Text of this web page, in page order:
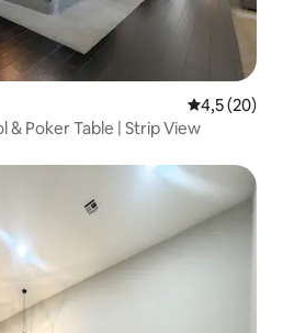
4,5 (20)
& Poker Table | Strip View